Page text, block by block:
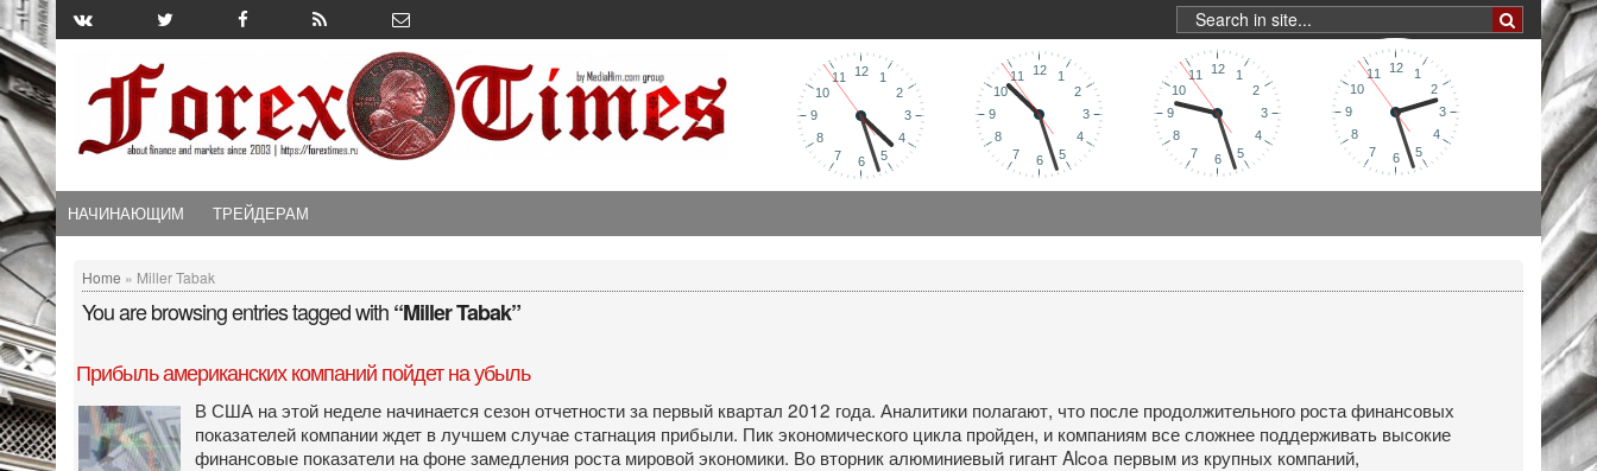
НАЧИНАЮЩИМ ТРЕЙДЕРАМ
Home » Miller Tabak
You are browsing entries tagged with“Miller Tabak”
Прибыль американских компаний пойдет на убыль
В США на этой неделе начинается сезон отчетности за первый квартал 2012 года. Аналитики полагают, что после продолжительного роста финансовых
показателей компании ждет в лучшем случае стагнация прибыли. Пик экономического цикла пройден, и компаниям все сложнее поддерживать высокие
финансовые показатели на фоне замедления роста мировой экономики. Во вторник алюминиевый гигант Alcoa первым из крупных компаний,